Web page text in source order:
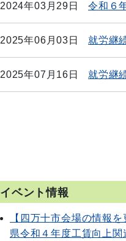
2024年03月29日 令和６
2025年06月03日 就労継
2025年07月16日 就労継
イベント情報
【四万十市会場の情報
県令和４年度工賃向上